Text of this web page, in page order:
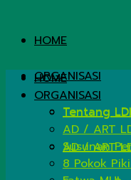
HOME
ORGANISASI
Tentang
AD / ART
HOME
ORGANISASI
Tentang
AD / ART
Susunan
8 Pokok